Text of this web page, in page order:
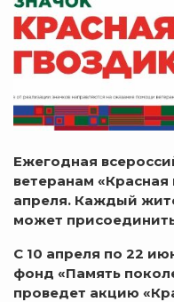
Ежегодная в
ветеранам «Красная
апреля. Каждый
может
С 10 апреля по 22
фонд «Память
проведет акцию